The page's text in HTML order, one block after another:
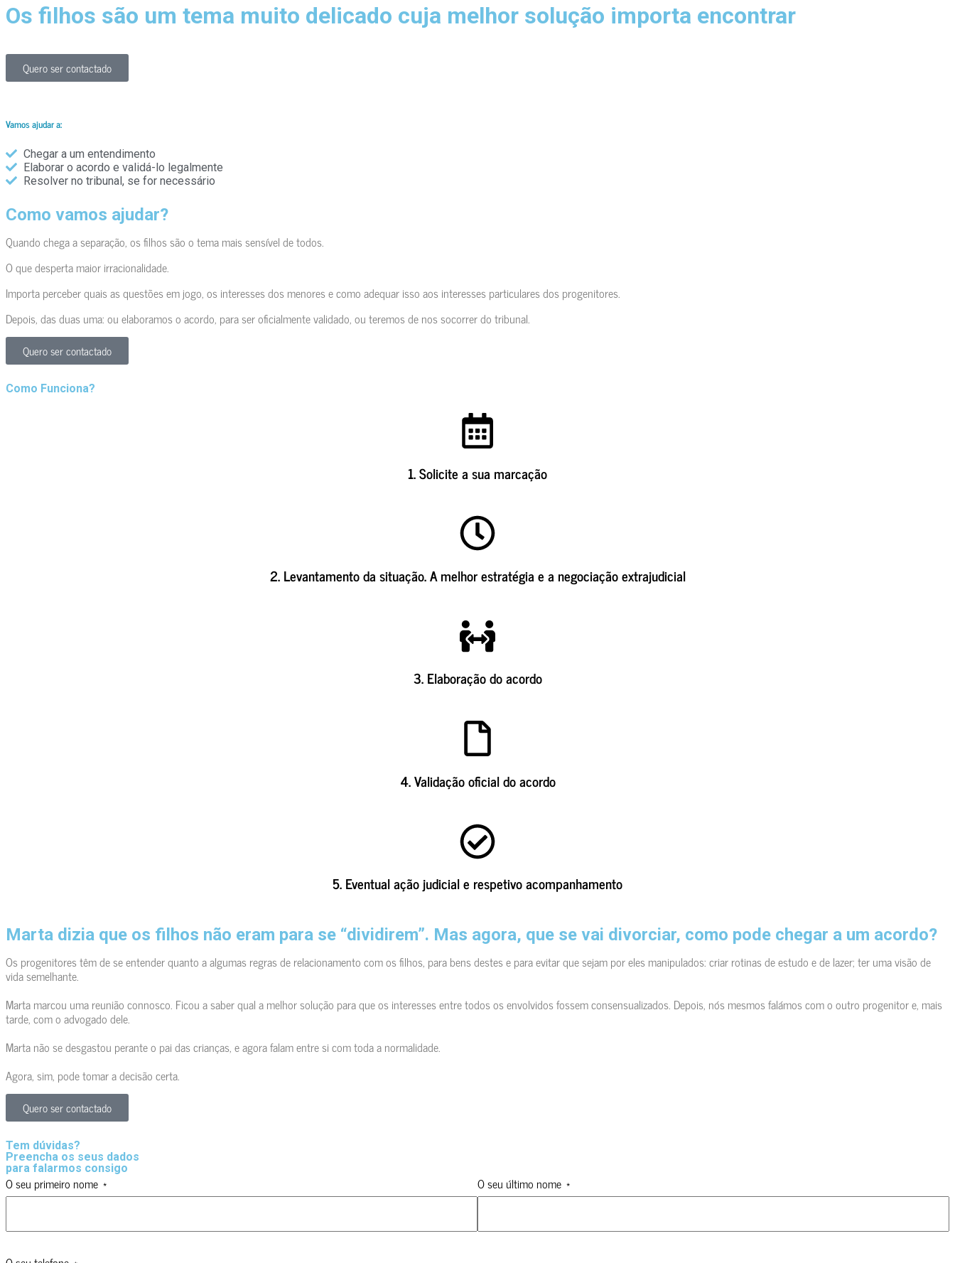
Os filhos são um tema muito delicado cuja melhor solução importa encontrar
Quero ser contactado
Vamos ajudar a:
Chegar a um entendimento
Elaborar o acordo e validá-lo legalmente
Resolver no tribunal, se for necessário
Como vamos ajudar?
Quando chega a separação, os filhos são o tema mais sensível de todos.
O que desperta maior irracionalidade.
Importa perceber quais as questões em jogo, os interesses dos menores e como adequar isso aos interesses particulares dos progenitores.
Depois, das duas uma: ou elaboramos o acordo, para ser oficialmente validado, ou teremos de nos socorrer do tribunal.
Quero ser contactado
Como Funciona?
1. Solicite a sua marcação
2. Levantamento da situação. A melhor estratégia e a negociação extrajudicial
3. Elaboração do acordo
4. Validação oficial do acordo
5. Eventual ação judicial e respetivo acompanhamento
Marta dizia que os filhos não eram para se “dividirem”. Mas agora, que se vai divorciar, como pode chegar a um acordo?
Os progenitores têm de se entender quanto a algumas regras de relacionamento com os filhos, para bens destes e para evitar que sejam por eles manipulados: criar rotinas de estudo e de lazer; ter uma visão de
vida semelhante.
Marta marcou uma reunião connosco. Ficou a saber qual a melhor solução para que os interesses entre todos os envolvidos fossem consensualizados. Depois, nós mesmos falámos com o outro progenitor e, mais
tarde, com o advogado dele.
Marta não se desgastou perante o pai das crianças, e agora falam entre si com toda a normalidade.
Agora, sim, pode tomar a decisão certa.
Quero ser contactado
Tem dúvidas?
Preencha os seus dados
para falarmos consigo
O seu primeiro nome O seu último nome